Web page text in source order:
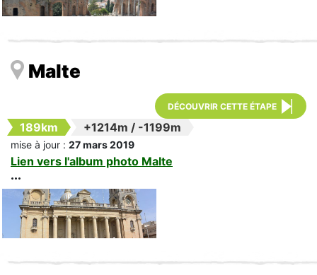
Malte
DÉCOUVRIR CETTE ÉTAPE
189km +1214m / -1199m
mise à jour : 27 mars 2019
Lien vers l'album photo Malte